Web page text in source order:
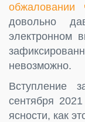
обжаловании
довольно
электронном
невозможно.
Вступление
сентября
ясности, как